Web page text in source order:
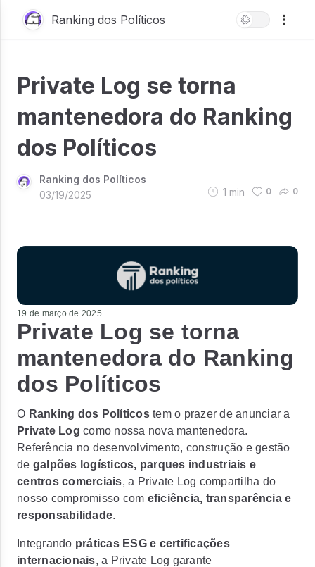
Ranking dos Políticos
Private Log se torna
mantenedora do Ranking
dos Políticos
Ranking dos Políticos
03/19/2025
1 min 0 0
19 de março de 2025
Private Log se torna
mantenedora do Ranking
dos Políticos
O Ranking dos Políticostem o prazer de anunciar a
Private Log como nossa nova mantenedora.
Referência no desenvolvimento, construção e gestão
de galpões logísticos, parques industriais e
centros comerciais, a Private Log compartilha do
nosso compromisso com eficiência, transparência e
responsabilidade.
Integrando práticas ESG e certificações
internacionais, a Private Log garante